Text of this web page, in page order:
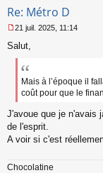
Re: Métro D
e
s
n
21 juil. 2025, 11:14
Salut,
Mais à l’époque il
coût pour que le
J'avoue que je n'avais
de l'esprit.
A voir si c'est
Chocolatine